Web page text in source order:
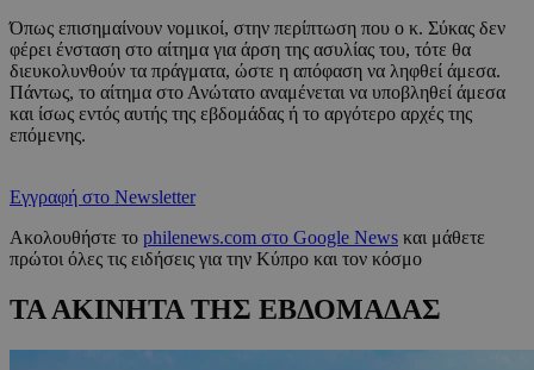
Όπως επισημαίνουν νομικοί, στην περίπτωση που ο κ. Σύκας δεν
φέρει ένσταση στο αίτημα για άρση της ασυλίας του, τότε θα
διευκολυνθούν τα πράγματα, ώστε η απόφαση να ληφθεί άμεσα.
Πάντως, το αίτημα στο Ανώτατο αναμένεται να υποβληθεί άμεσα
και ίσως εντός αυτής της εβδομάδας ή το αργότερο αρχές της
επόμενης.
Εγγραφή στο Newsletter
Ακολουθήστε το philenews.com στο Google News και μάθετε
πρώτοι όλες τις ειδήσεις για την Κύπρο και τον κόσμο
ΤΑ ΑΚΙΝΗΤΑ ΤΗΣ ΕΒΔΟΜΑΔΑΣ